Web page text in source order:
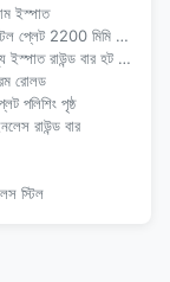
ইস্পাত
2200 মিমি প্রস্থ
রাউন্ড বার হট রোলড
রোলড
পলিশিং পৃষ্ঠ
রাউন্ড বার
স্টিল